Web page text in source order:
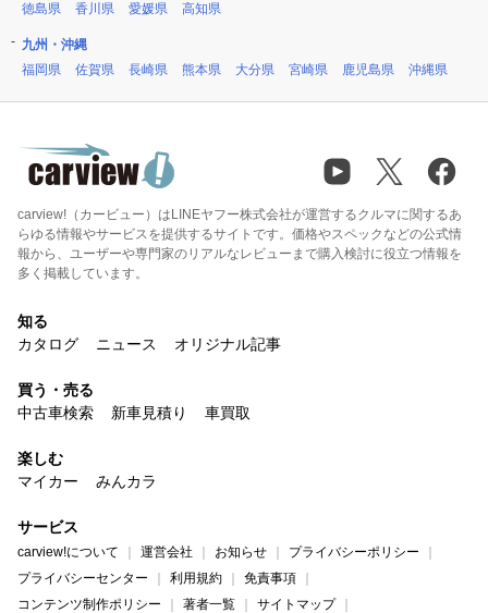
徳島県
香川県 愛媛県 高知県
九州・沖縄
福岡県
佐賀県 長崎県 熊本県 大分県 宮崎県 鹿児島県 沖縄県
carview!（カービュー）はLINEヤフー株式会社が運営するクルマに関するあ
らゆる情報やサービスを提供するサイトです。価格やスペックなどの公式情
報から、ユーザーや専門家のリアルなレビューまで購入検討に役立つ情報を
多く掲載しています。
知る
カタログ
ニュース オリジナル記事
買う・売る
中古車検索
新車見積り 車買取
楽しむ
マイカー
みんカラ
サービス
carview!について 運営会社 お知らせ
プライバシーポリシー
プライバシーセンター
利用規約
免責事項
コンテンツ制作ポリシー
著者一覧 サイトマップ